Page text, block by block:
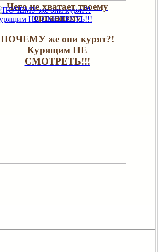
Чего не хватает твоему
организму
ПОЧЕМУ же они курят?!
Курящим НЕ
СМОТРЕТЬ!!!